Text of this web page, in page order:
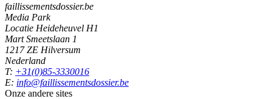
faillissementsdossier.be
Media Park
Locatie Heideheuvel H1
Mart Smeetslaan 1
1217 ZE Hilversum
Nederland
T: +31(0)85-3330016
E: info@faillissementsdossier.be
Onze andere sites